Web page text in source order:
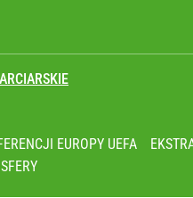
coś znacznie gorszego
EUROPY UEFA